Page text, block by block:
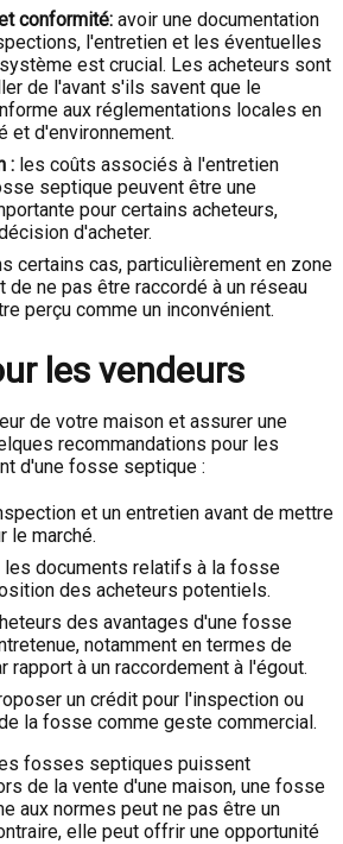
conformité: avoir une documentation
l'entretien et les éventuelles
est crucial. Les acheteurs sont
de l'avant s'ils savent que le
aux réglementations locales en
et d'environnement.
: les coûts associés à l'entretien
septique peuvent être une
pour certains acheteurs,
d'acheter.
certains cas, particulièrement en zone
de ne pas être raccordé à un réseau
perçu comme un inconvénient.
les vendeurs
de votre maison et assurer une
recommandations pour les
d'une fosse septique :
et un entretien avant de mettre
le marché.
les documents relatifs à la fosse
des acheteurs potentiels.
des avantages d'une fosse
notamment en termes de
rapport à un raccordement à l'égout.
un crédit pour l'inspection ou
la fosse comme geste commercial.
fosses septiques puissent
de la vente d'une maison, une fosse
aux normes peut ne pas être un
elle peut offrir une opportunité